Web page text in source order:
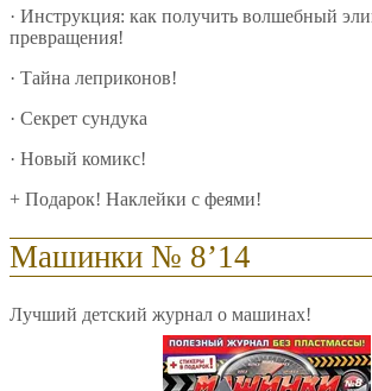
· Инструкция: как получить волшебный
превращения!
· Тайна леприконов!
· Секрет сундука
· Новый комикс!
+ Подарок! Наклейки с феями!
Машинки № 8’14
Лучший детский журнал о машинах!